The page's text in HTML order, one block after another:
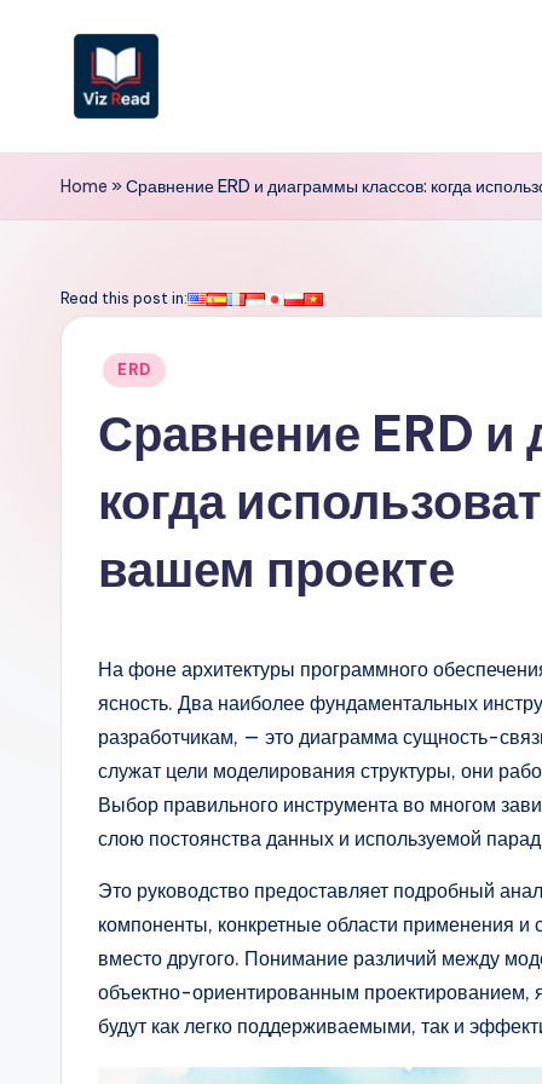
V
iz
e
si
A
ft
Home »Сравнение ERD и диаграммы классов: когда
Read this post in:
Опубликовано
ERD
Сравнение ERD
когда
вашем проекте
На фоне архитектуры программного
ясность. Два наиболее фундаментальных
разработчикам, — это диаграмма сущность-
служат цели моделирования структуры, они
Выбор правильного инструмента во многом
слою постоянства данных и используемой
Это руководство предоставляет подробный
компоненты, конкретные области применения и
вместо другого. Понимание различий между
объектно-ориентированным проектированием,
будут как легко поддерживаемыми, так и